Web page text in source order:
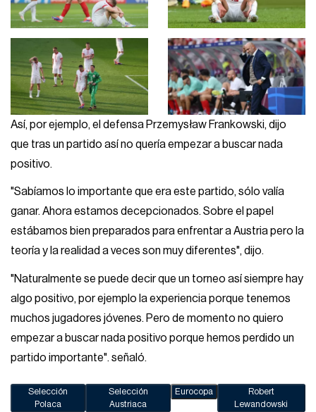
Así, por ejemplo, el defensa Przemysław Frankowski, dijo
que tras un partido así no quería empezar a buscar nada
positivo.
"Sabíamos lo importante que era este partido, sólo valía
ganar. Ahora estamos decepcionados. Sobre el papel
estábamos bien preparados para enfrentar a Austria pero la
teoría y la realidad a veces son muy diferentes", dijo.
"Naturalmente se puede decir que un torneo así siempre hay
algo positivo, por ejemplo la experiencia porque tenemos
muchos jugadores jóvenes. Pero de momento no quiero
empezar a buscar nada positivo porque hemos perdido un
partido importante". señaló.
Selección
Polaca
Selección
Austriaca
Eurocopa
Robert
Lewandowski